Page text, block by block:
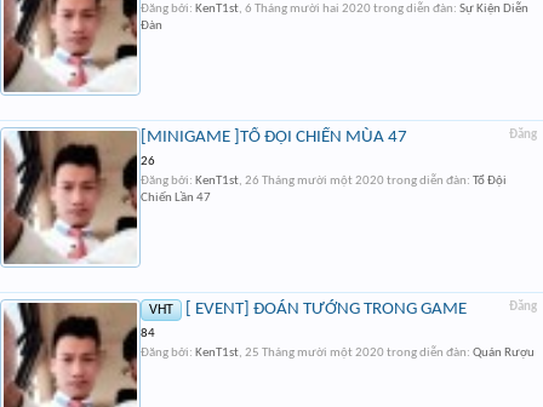
Đăng bởi: KenT1st, 6 Tháng mười hai 2020trong diễn đàn: Sự Kiện Diễn
Đàn
Đăng
[MINIGAME ]TỔ ĐỘI CHIẾN MÙA 47
26
Đăng bởi: KenT1st, 26 Tháng mười một 2020trong diễn đàn: Tổ Đội
Chiến Lần 47
Đăng
VHT [ EVENT] ĐOÁN TƯỚNG TRONG GAME
84
Đăng bởi: KenT1st, 25 Tháng mười một 2020trong diễn đàn: Quán Rượu